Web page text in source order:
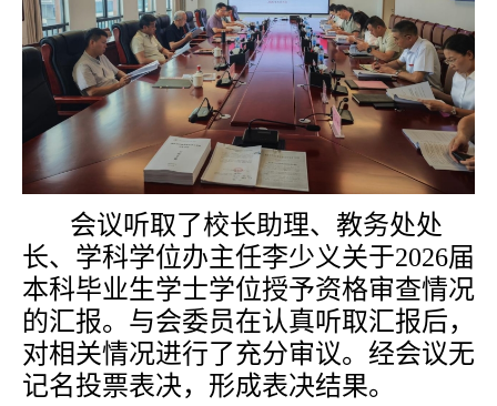
会议听取了校长助理、 教务处处
长、 学科学位办主任李少义关于2026届
本科毕业生学士学位授予资格审查情况
的汇报。 与会委员在认真听取汇报后，
对相关情况进行了充分审议。经会议无
记名投票表决，形成表决结果。